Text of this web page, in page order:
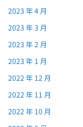
2023 年 4 月
2023 年 3 月
2023 年 2 月
2023 年 1 月
2022 年 12 月
2022 年 11 月
2022 年 10 月